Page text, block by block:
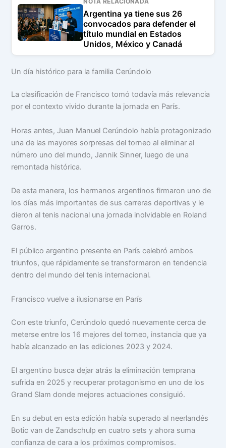
Argentina ya tiene sus 26
convocados para defender el
título mundial en Estados
Unidos, México y Canadá
Un día histórico para la familia Cerúndolo
La clasificación de Francisco tomó todavía más relevancia
por el contexto vivido durante la jornada en París.
Horas antes, Juan Manuel Cerúndolo había protagonizado
una de las mayores sorpresas del torneo al eliminar al
número uno del mundo, Jannik Sinner, luego de una
remontada histórica.
De esta manera, los hermanos argentinos firmaron uno de
los días más importantes de sus carreras deportivas y le
dieron al tenis nacional una jornada inolvidable en Roland
Garros.
El público argentino presente en París celebró ambos
triunfos, que rápidamente se transformaron en tendencia
dentro del mundo del tenis internacional.
Francisco vuelve a ilusionarse en París
Con este triunfo, Cerúndolo quedó nuevamente cerca de
meterse entre los 16 mejores del torneo, instancia que ya
había alcanzado en las ediciones 2023 y 2024.
El argentino busca dejar atrás la eliminación temprana
sufrida en 2025 y recuperar protagonismo en uno de los
Grand Slam donde mejores actuaciones consiguió.
En su debut en esta edición había superado al neerlandés
Botic van de Zandschulp en cuatro sets y ahora suma
confianza de cara a los próximos compromisos.